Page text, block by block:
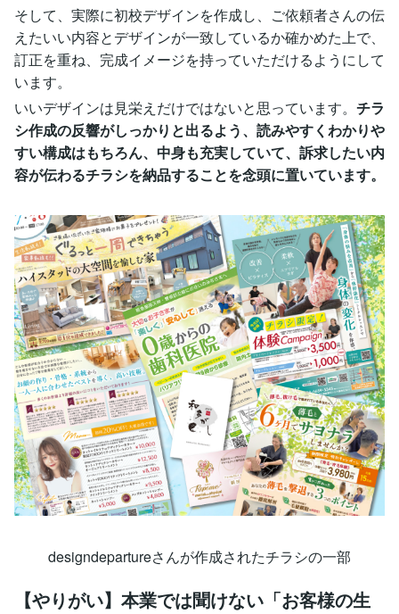
そして、実際に初校デザインを作成し、ご依頼者さんの伝
えたいい内容とデザインが一致しているか確かめた上で、
訂正を重ね、完成イメージを持っていただけるようにして
います。
いいデザインは見栄えだけではないと思っています。 チラ
シ作成の反響がしっかりと出るよう、読みやすくわかりや
すい構成はもちろん、中身も充実していて、訴求したい内
容が伝わるチラシを納品することを念頭に置いています。
designdepartureさんが作成されたチラシの一部
【やりがい】本業では聞けない「お客様の生